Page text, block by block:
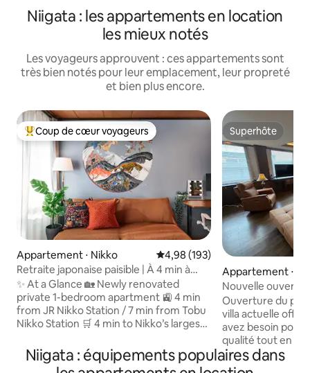
Niigata : les appartements en location
les mieux notés
Les voyageurs approuvent : ces appartements sont
très bien notés pour leur emplacement, leur propreté
et bien plus encore.
Coups de cœur voyageurs les plus appréciés
Coup de cœur voyageurs
Appartement ⋅ Nikko Évaluation moyenne sur la
4,98 (193)
Retraite japonaise paisible | À 4 min à
pied de JR Nikk...
✨ At a Glance 🏡 Newly renovated
private 1-bedroom apartment 🚉 4 min
from JR Nikko Station / 7 min from Tobu
Nikko Station 🛒 4 min to Nikko’s largest
2–3, comfortable for 4 🛏 2 beds + 1 sofa
bed 🚗 Free parking for 1 car 🎮 Nintendo
Superhôte
Superhôte
Appartement ⋅
ma
Nouvelle
immeuble situé
Minami Uonuma !
luxueuse avec
Ouverture du
villa actuelle
avez besoin pour
qualité tout en
calme.Il se
ou à 10 minutes à
Niigata : équipements populaires dans